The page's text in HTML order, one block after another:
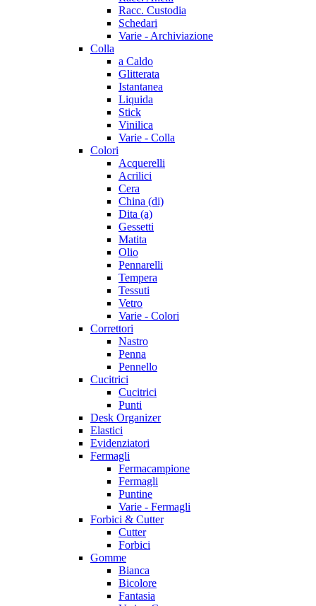
Racc. Custodia
Schedari
Varie - Archiviazione
Colla
a Caldo
Glitterata
Istantanea
Liquida
Stick
Vinilica
Varie - Colla
Colori
Acquerelli
Acrilici
Cera
China (di)
Dita (a)
Gessetti
Matita
Olio
Pennarelli
Tempera
Tessuti
Vetro
Varie - Colori
Correttori
Nastro
Penna
Pennello
Cucitrici
Cucitrici
Punti
Desk Organizer
Elastici
Evidenziatori
Fermagli
Fermacampione
Fermagli
Puntine
Varie - Fermagli
Forbici & Cutter
Cutter
Forbici
Gomme
Bianca
Bicolore
Fantasia